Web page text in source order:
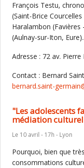
François Testu,
(Saint-Brice
Haralambon
(Aulnay-sur-Iton,
Adresse : 72 av.
Contact : Bernard
bernard.saint-
"Les adolescents
médiation
Le 10 avril - 17h - Lyon
Pourquoi, bien que
consommations